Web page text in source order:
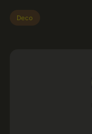
Deco